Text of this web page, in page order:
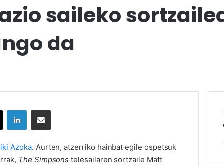
saileko
da
Azoka. Aurten, atzerriko hainbat egile ospetsuk
The Simpsons telesailaren sortzaile Matt